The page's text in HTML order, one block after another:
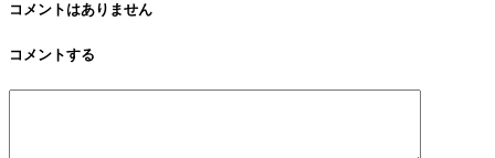
コメントはありません
コメントする